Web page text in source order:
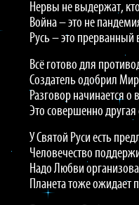
Нервы не выдержат,
Война – это не
Русь – это прерванный
Всё готово для
Создатель одобрил
Разговор начинается о
Это совершенно другая
У Святой Руси есть
Человечество
Надо Любви
Планета тоже ожидает